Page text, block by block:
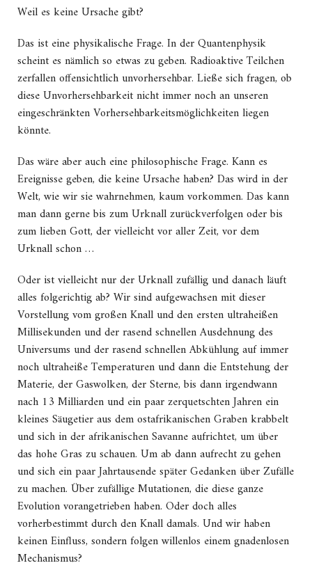
Weil es keine Ursache gibt?
Das ist eine physikalische Frage. In der Quantenphysik
scheint es nämlich so etwas zu geben. Radioaktive Teilchen
zerfallen offensichtlich unvorhersehbar. Ließe sich fragen, ob
diese Unvorhersehbarkeit nicht immer noch an unseren
eingeschränkten Vorhersehbarkeitsmöglichkeiten liegen
könnte.
Das wäre aber auch eine philosophische Frage. Kann es
Ereignisse geben, die keine Ursache haben? Das wird in der
Welt, wie wir sie wahrnehmen, kaum vorkommen. Das kann
man dann gerne bis zum Urknall zurückverfolgen oder bis
zum lieben Gott, der vielleicht vor aller Zeit, vor dem
Urknall schon …
Oder ist vielleicht nur der Urknall zufällig und danach läuft
alles folgerichtig ab? Wir sind aufgewachsen mit dieser
Vorstellung vom großen Knall und den ersten ultraheißen
Millisekunden und der rasend schnellen Ausdehnung des
Universums und der rasend schnellen Abkühlung auf immer
noch ultraheiße Temperaturen und dann die Entstehung der
Materie, der Gaswolken, der Sterne, bis dann irgendwann
nach 13 Milliarden und ein paar zerquetschten Jahren ein
kleines Säugetier aus dem ostafrikanischen Graben krabbelt
und sich in der afrikanischen Savanne aufrichtet, um über
das hohe Gras zu schauen. Um ab dann aufrecht zu gehen
und sich ein paar Jahrtausende später Gedanken über Zufälle
zu machen. Über zufällige Mutationen, die diese ganze
Evolution vorangetrieben haben. Oder doch alles
vorherbestimmt durch den Knall damals. Und wir haben
keinen Einfluss, sondern folgen willenlos einem gnadenlosen
Mechanismus?